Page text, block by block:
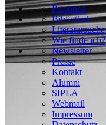
Personen
Bibliothek
Literatursuche
Wie finde ich?
Newsletter
Presse
Kontakt
Alumni
SIPLA
Webmail
Impressum